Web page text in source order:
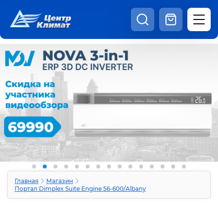
Каталог
Статьи
Наши работы Отзывы
Доставка и оплата Оферта
Контакты
8:00 - 20:00 Шоурум
Главная
Магазин
Портал Dimplex Suite Engine 56-600/Albany